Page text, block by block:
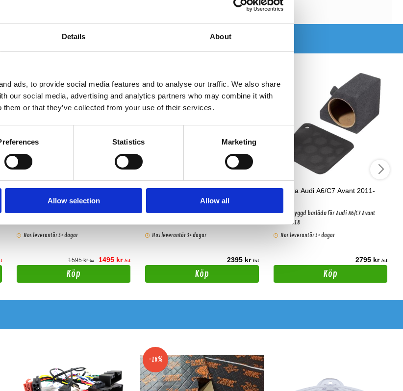
Details About
ads, to provide social media features and to analyse our traffic. We also share
our social media, advertising and analytics partners who may combine it with
them or that they’ve collected from your use of their services.
Statistics Marketing
Allow selection Allow all
-6%
Baslåda Audi A3 8L 8" -96-03
Specialbyggd baslåda
Hos leverantör 3+ dagar
1595 kr/st 1495 kr /st
Köp
Baslåda Peugeot 407 Sedan 10"
Specialbyggd baslåda
Hos leverantör 3+ dagar
2395 kr /st
Köp
Baslåda Audi A6/C7 Avant 2011-
Specialbyggd baslåda för Audi A6/C7 Avant
2011-2018
Hos leverantör 3+ dagar
2795 kr /st
Köp
-16%